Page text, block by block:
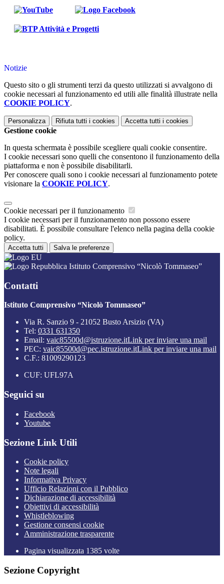
Notizie
Questo sito o gli strumenti terzi da questo utilizzati si avvalgono di
cookie necessari al funzionamento ed utili alle finalità illustrate nella
COOKIE POLICY.
Personalizza Rifiuta tutti i cookies Accetta tutti i cookies
Gestione cookie
In questa schermata è possibile scegliere quali cookie consentire.
I cookie necessari sono quelli che consentono il funzionamento della
piattaforma e non è possibile disabilitarli.
Per conoscere quali sono i cookie necessari al funzionamento potete
visionare la COOKIE POLICY.
Cookie necessari per il funzionamento
I cookie necessari per il funzionamento non possono essere
disabilitati. È possibile consultare l'elenco nella pagina della cookie
policy.
Accetta tutti Salva le preferenze
Istituto Comprensivo “Nicolò Tommaseo”
Contatti
Istituto Comprensivo “Nicolò Tommaseo”
Via R. Sanzio 9 - 21052 Busto Arsizio (VA)
Tel: 0331 631350
Email: vaic85500d@istruzione.itLink per inviare una mail
PEC: vaic85500d@pec.istruzione.itLink per inviare una mail
C.F.: 81009290123
CUF: UFL97A
Seguici su
Facebook
Youtube
Sezione Link Utili
Cookie policy
Note legali
Informativa Privacy
Ufficio Relazioni con il Pubblico
Dichiarazione di accessibilità
Obiettivi di accessibilità
Whistleblowing
Gestione consensi cookie
Amministrazione trasparente
Pagina visualizzata 1385 volte
Sezione Copyright